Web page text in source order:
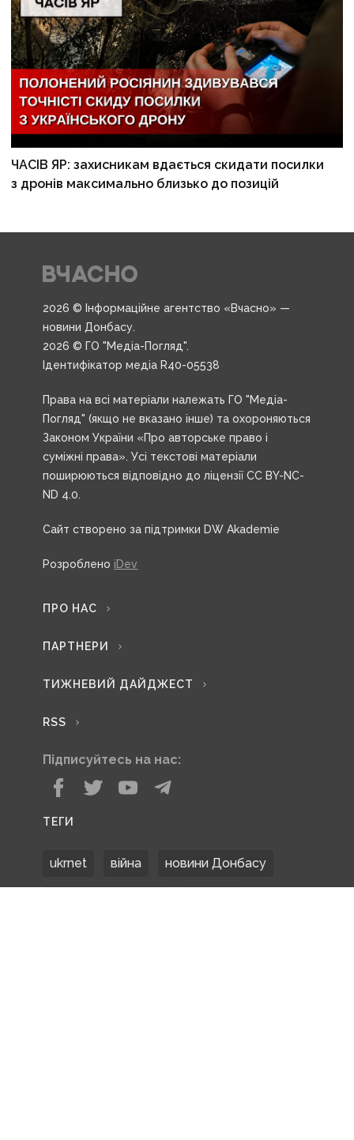
ЧАСІВ ЯР: захисникам вдається скидати посилки
з дронів максимально близько до позицій
2026 © Інформаційне агентство «Вчасно» —
новини Донбасу.
2026 © ГО "Медіа-Погляд".
Ідентифікатор медіа R40-05538
Права на всі матеріали належать ГО "Медіа-
Погляд" (якщо не вказано інше) та охороняються
Законом України «Про авторське право і
суміжні права». Усі текстові матеріали
поширюються відповідно до ліцензії CC BY-NC-
ND 4.0.
Сайт створено за підтримки DW Akademie
Розроблено iDev
ПРО НАС
ПАРТНЕРИ
ТИЖНЕВИЙ ДАЙДЖЕСТ
RSS
Підписуйтесь на нас:
ТЕГИ
ukrnet війна новини Донбасу